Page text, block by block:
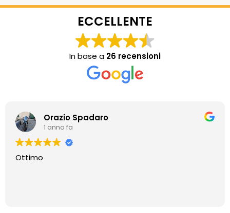
ECCELLENTE
In base a 26 recensioni
Orazio Spadaro
1 anno fa
Ottimo